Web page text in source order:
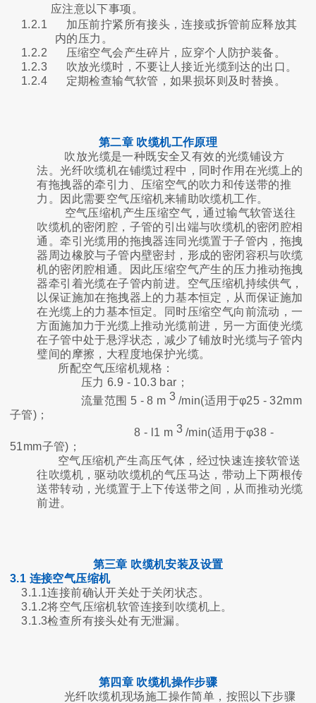
应注意以下事项。
1.2.1
加压前拧紧所有接头，连接或拆管前应释放其
内的压力。
1.2.2
压缩空气会产生碎片，应穿个人防护装备。
1.2.3
吹放光缆时，不要让人接近光缆到达的出口。
1.2.4
定期检查输气软管，如果损坏则及时替换。
第二章 吹缆机工作原理
吹放光缆是一种既安全又有效的光缆铺设方
法。光纤吹缆机在铺缆过程中，同时作用在光缆上的
有拖拽器的牵引力、压缩空气的吹力和传送带的推
力。因此需要空气压缩机来辅助吹缆机工作。
空气压缩机产生压缩空气，通过输气软管送往
吹缆机的密闭腔，子管的引出端与吹缆机的密闭腔相
通。牵引光缆用的拖拽器连同光缆置于子管内，拖拽
器周边橡胶与子管内壁密封，形成的密闭容积与吹缆
机的密闭腔相通。因此压缩空气产生的压力推动拖拽
器牵引着光缆在子管内前进。空气压缩机持续供气，
以保证施加在拖拽器上的力基本恒定，从而保证施加
在光缆上的力基本恒定。同时压缩空气向前流动，一
方面施加力于光缆上推动光缆前进，另一方面使光缆
在子管中处于悬浮状态，减少了铺放时光缆与子管内
璧间的摩擦，大程度地保护光缆。
所配空气压缩机规格：
压力 6.9 - 10.3 bar；
流量范围 5 - 8 m 3 /min(适用于φ25 - 32mm
子管)；
8 - l1 m 3 /min(适用于φ38 -
51mm子管)；
空气压缩机产生高压气体，经过快速连接软管送
往吹缆机，驱动吹缆机的气压马达，带动上下两根传
送带转动，光缆置于上下传送带之间，从而推动光缆
前进。
第三章 吹缆机安装及设置
3.1 连接空气压缩机
3.1.1连接前确认开关处于关闭状态。
3.1.2将空气压缩机软管连接到吹缆机上。
3.1.3检查所有接头处有无泄漏。
第四章 吹缆机操作步骤
光纤吹缆机现场施工操作简单，按照以下步骤